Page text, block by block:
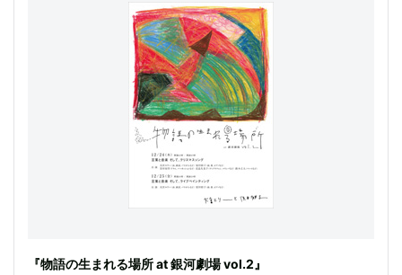
『物語の生まれる場所 at 銀河劇場 vol.2』